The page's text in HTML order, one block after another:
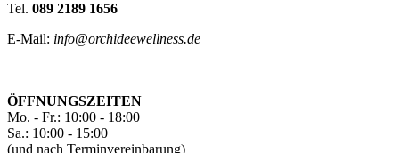
Tel. 089 2189 1656
E-Mail: info@orchideewellness.de
ÖFFNUNGSZEITEN
Mo. - Fr.: 10:00 - 18:00
Sa.: 10:00 - 15:00
(und nach Terminvereinbarung)